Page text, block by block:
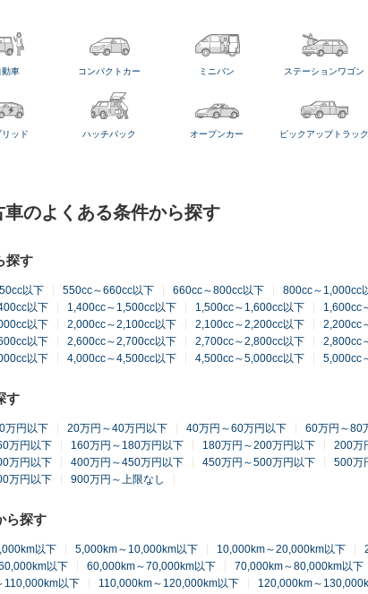
動車 コンパクトカー ミニバン ステーションワゴン
ッド ハッチバック オープンカー ピックアップトラック
車のよくある条件から探す
探す
以下 550cc～660cc以下 660cc～800cc以下 800cc～1,000cc
以下
1,400cc～1,500cc以下 1,500cc～1,600cc以下 1,600cc
以下
2,000cc～2,100cc以下 2,100cc～2,200cc以下 2,200cc
以下
2,600cc～2,700cc以下 2,700cc～2,800cc以下 2,800cc
以下
4,000cc～4,500cc以下 4,500cc～5,000cc以下 5,000cc
す
万円以下 20万円～40万円以下 40万円～60万円以下 60万円～80
万円以下
160万円～180万円以下 180万円～200万円以下 200万
万円以下
400万円～450万円以下 450万円～500万円以下 500万
万円以下
900万円～上限なし
ら探す
以下 5,000km～10,000km以下 10,000km～20,000km以下
以下
60,000km～70,000km以下 70,000km～80,000km以下
110,000km以下
110,000km～120,000km以下 120,000km～